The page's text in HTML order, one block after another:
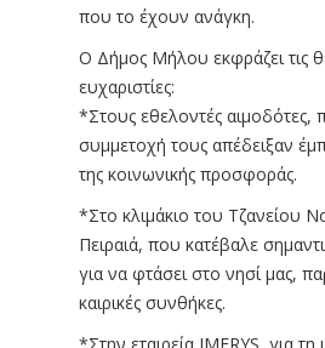
που το έχουν ανάγκη.
Ο Δήμος Μήλου εκφράζει τις
ευχαριστίες:
*Στους εθελοντές αιμοδότες,
συμμετοχή τους απέδειξαν
της κοινωνικής προσφοράς.
*Στο κλιμάκιο του Τζανείου
Πειραιά, που κατέβαλε
για να φτάσει στο νησί μας,
καιρικές συνθήκες.
*Στην εταιρεία IMERYS, για τη